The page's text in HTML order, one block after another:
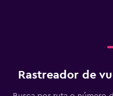
Rastreador de